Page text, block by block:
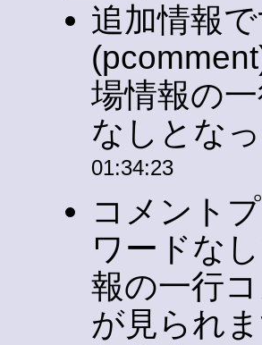
追加情報
場情報の
なしとな
01:34:23
コメント
ワードな
報の一行
が見られ